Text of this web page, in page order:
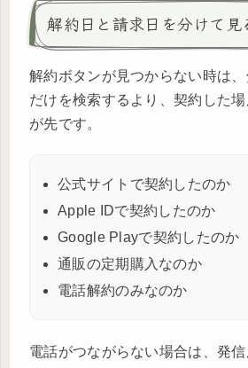
解約日と請求日を分けて見
解約ボタンが見つからない時は
だけを検索するより、契約した
が先です。
公式サイトで契約したのか
Apple IDで契約したのか
Google Playで契約したのか
通販の定期購入なのか
電話解約のみなのか
電話がつながらない場合は、発